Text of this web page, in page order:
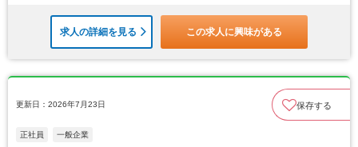
求人の詳細を見る この求人に興味がある
更新日：2026年7月23日 保存する
正社員 一般企業